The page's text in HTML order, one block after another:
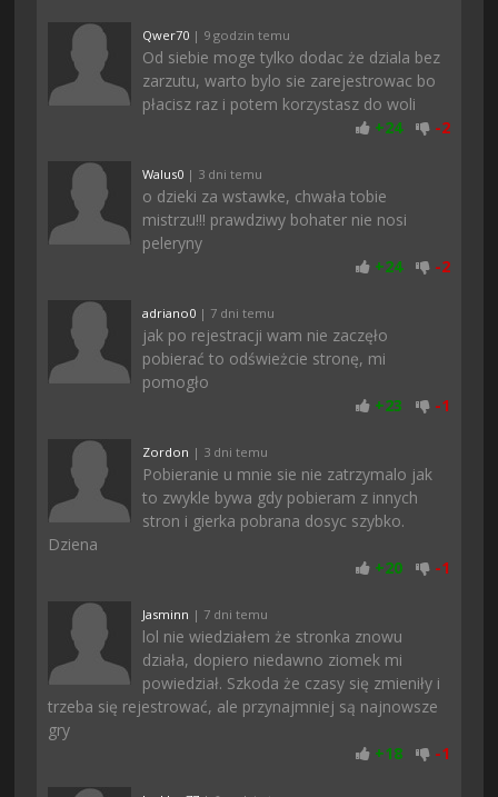
Qwer70 | 9 godzin temu
Od siebie moge tylko dodac że dziala bez
zarzutu, warto bylo sie zarejestrowac bo
płacisz raz i potem korzystasz do woli
+24 -2
Walus0 | 3 dni temu
o dzieki za wstawke, chwała tobie
mistrzu!!! prawdziwy bohater nie nosi
peleryny
+24 -2
adriano0 | 7 dni temu
jak po rejestracji wam nie zaczęło
pobierać to odświeżcie stronę, mi
pomogło
+23 -1
Zordon | 3 dni temu
Pobieranie u mnie sie nie zatrzymalo jak
to zwykle bywa gdy pobieram z innych
stron i gierka pobrana dosyc szybko.
Dziena
+20 -1
Jasminn | 7 dni temu
lol nie wiedziałem że stronka znowu
działa, dopiero niedawno ziomek mi
powiedział. Szkoda że czasy się zmieniły i
trzeba się rejestrować, ale przynajmniej są najnowsze
gry
+18 -1